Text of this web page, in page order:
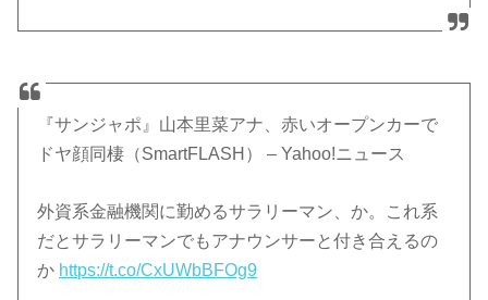
『サンジャポ』山本里菜アナ、赤いオープンカーで
ドヤ顔同棲（SmartFLASH） – Yahoo!ニュース
外資系金融機関に勤めるサラリーマン、か。これ系
だとサラリーマンでもアナウンサーと付き合えるの
か https://t.co/CxUWbBFOg9